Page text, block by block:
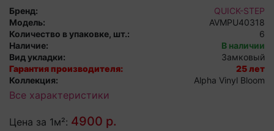
Бренд:
QUICK-STEP
Модель:
AVMPU40318
Количество в упаковке, шт.:
6
Наличие:
В наличии
Вид укладки:
Замковый
Гарантия производителя:
25 лет
Коллекция:
Alpha Vinyl Bloom
Все характеристики
Цена за 1м²: 4900 р.